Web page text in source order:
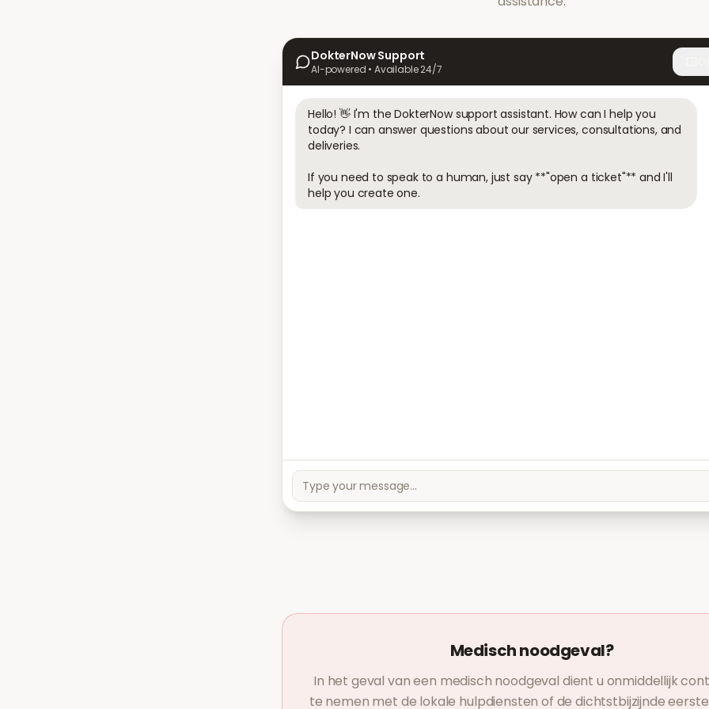
DokterNow Support
AI-powered • Available 24/7
Hello! 👋 I'm the DokterNow support assistant. How can I help you
today? I can answer questions about our services, consultations, and
deliveries.
If you need to speak to a human, just say **"open a ticket"** and I'll
help you create one.
Medisch noodgeval?
In het geval van een medisch noodgeval dient u onmiddellijk
te nemen met de lokale hulpdiensten of de dichtstbijzijnde